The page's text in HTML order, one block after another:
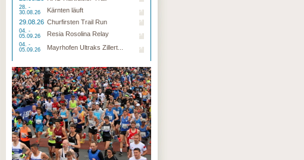
28. -
30.08.26
Kärnten läuft
29.08.26 Churfirsten Trail Run
04. -
05.09.26
Resia Rosolina Relay
04. -
05.09.26
Mayrhofen Ultraks Zillert...